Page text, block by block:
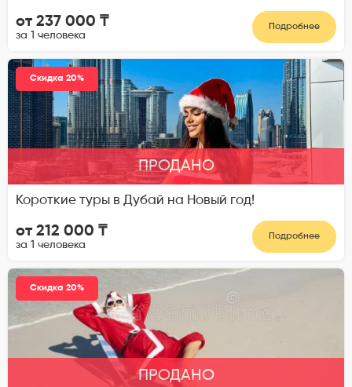
от 237 000 ₸
за 1 человека
Подробнее
Скидка 20%
ПРОДАНО
Короткие туры в Дубай на Новый год!
от 212 000 ₸
за 1 человека
Подробнее
Скидка 20%
ПРОДАНО